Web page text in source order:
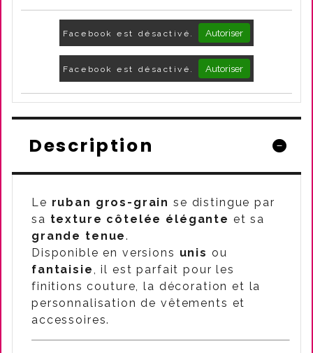
Facebook est désactivé. Autoriser
Facebook est désactivé. Autoriser
Description
Le ruban gros-grain se distingue par
sa texture côtelée élégante et sa
grande tenue.
Disponible en versions unis ou
fantaisie, il est parfait pour les
finitions couture, la décoration et la
personnalisation de vêtements et
accessoires.